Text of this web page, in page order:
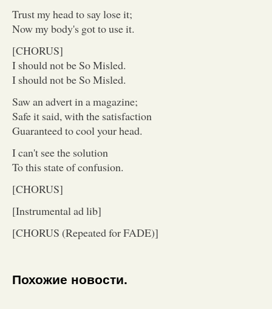
Trust my head to say lose it;
Now my body's got to use it.
[CHORUS]
I should not be So Misled.
I should not be So Misled.
Saw an advert in a magazine;
Safe it said, with the satisfaction
Guaranteed to cool your head.
I can't see the solution
To this state of confusion.
[CHORUS]
[Instrumental ad lib]
[CHORUS (Repeated for FADE)]
Похожие новости.